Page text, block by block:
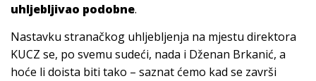
uhljebljivao podobne.
Nastavku stranačkog uhljebljenja na mjestu direktora
KUCZ se, po svemu sudeći, nada i Dženan Brkanić, a
hoće li doista biti tako – saznat ćemo kad se završi